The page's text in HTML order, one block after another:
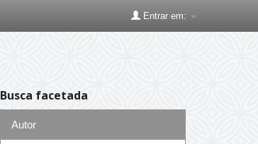
Entrar em:
Busca facetada
Autor